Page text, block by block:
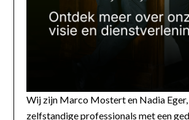
Wij zijn Marco Mostert en Nadia
zelfstandige professionals met een